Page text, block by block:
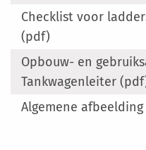
Checklist voor
(pdf)
Opbouw- en
Tankwagenleiter
Algemene